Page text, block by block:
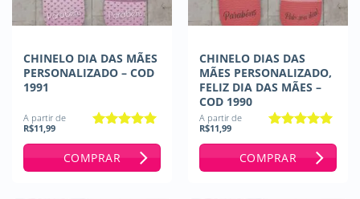
CHINELO DIA DAS MÃES
PERSONALIZADO – COD
1991
A partir de
R$11,99
COMPRAR
CHINELO DIAS DAS
MÃES PERSONALIZADO,
FELIZ DIA DAS MÃES –
COD 1990
A partir de
R$11,99
COMPRAR